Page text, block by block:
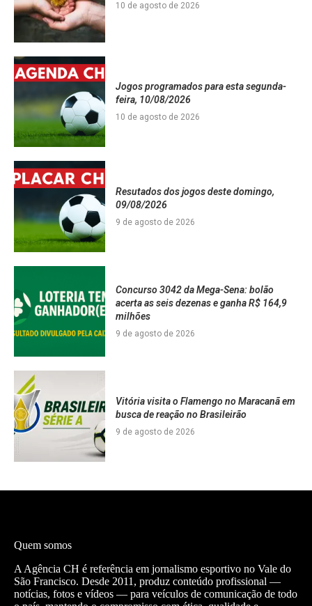
10 de agosto de 2026
Jogos programados para esta segunda-
feira, 10/08/2026
10 de agosto de 2026
Resutados dos jogos deste domingo,
09/08/2026
9 de agosto de 2026
Concurso 3042 da Mega-Sena: bolão
acerta as seis dezenas e ganha R$ 164,9
milhões
9 de agosto de 2026
Vitória visita o Flamengo no Maracanã em
busca de reação no Brasileirão
9 de agosto de 2026
Quem somos
A Agência CH é referência em jornalismo esportivo no Vale do
São Francisco. Desde 2011, produz conteúdo profissional —
notícias, fotos e vídeos — para veículos de comunicação de todo